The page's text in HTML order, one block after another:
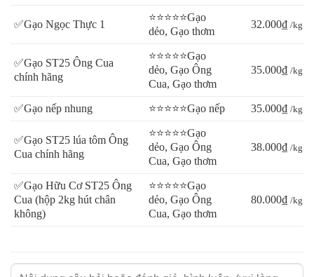
✅Gạo Ngọc Thực 1
⭐⭐⭐⭐⭐Gạo
dẻo, Gạo thơm
32.000₫ /kg
✅Gạo ST25 Ông Cua
chính hãng
⭐⭐⭐⭐⭐Gạo
dẻo, Gạo Ông
Cua, Gạo thơm
35.000₫ /kg
✅Gạo nếp nhung ⭐⭐⭐⭐⭐Gạo nếp 35.000₫ /kg
✅Gạo ST25 lúa tôm Ông
Cua chính hãng
⭐⭐⭐⭐⭐Gạo
dẻo, Gạo Ông
Cua, Gạo thơm
38.000₫ /kg
✅Gạo Hữu Cơ ST25 Ông
Cua (hộp 2kg hút chân
không)
⭐⭐⭐⭐⭐Gạo
dẻo, Gạo Ông
Cua, Gạo thơm
80.000₫ /kg